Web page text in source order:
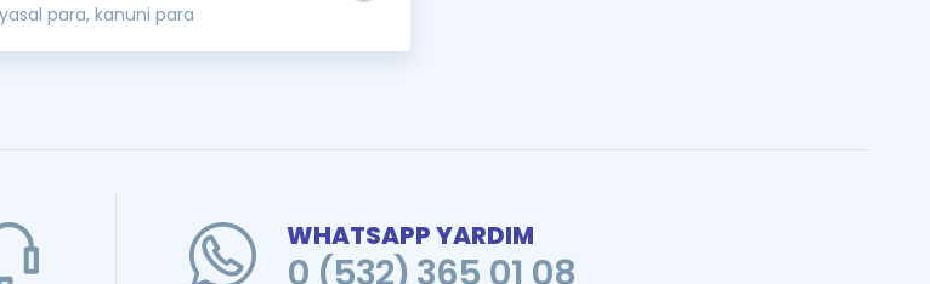
para, kanuni para
WHATSAPP YARDIM
0 (532) 365 01 08